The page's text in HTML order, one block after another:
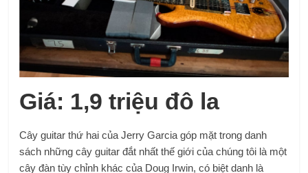
Giá: 1,9 triệu đô la
Cây guitar thứ hai của Jerry Garcia góp mặt trong danh
sách những cây guitar đắt nhất thế giới của chúng tôi là một
cây đàn tùy chỉnh khác của Doug Irwin, có biệt danh là